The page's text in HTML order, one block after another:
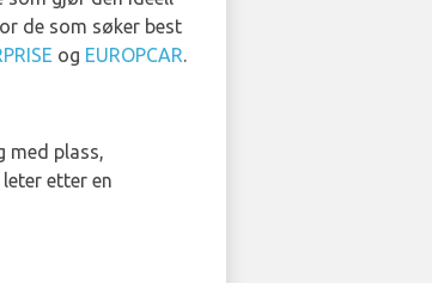
de som søker best
og EUROPCAR.
med plass,
etter en